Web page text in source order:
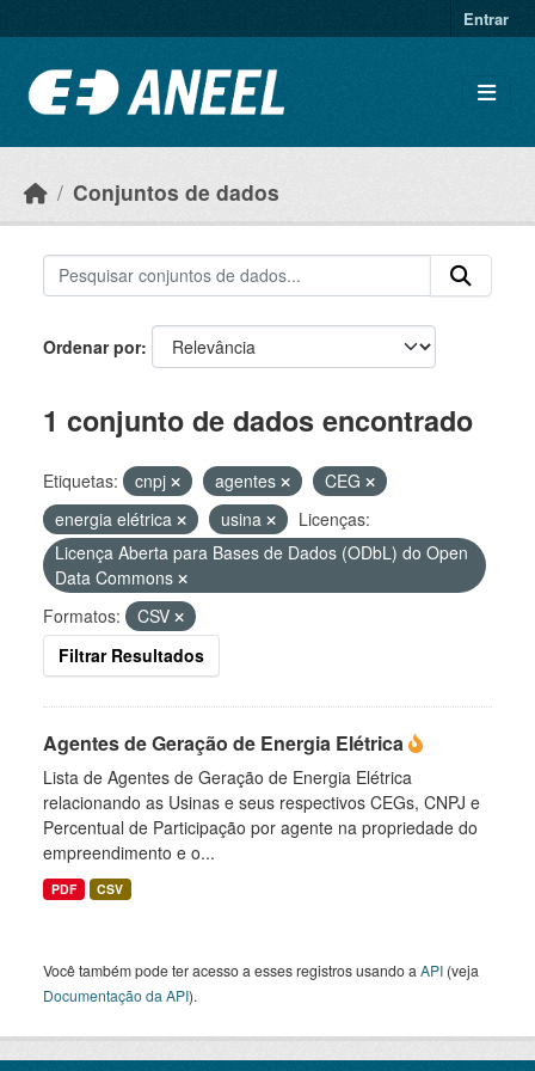
Entrar
Conjuntos de dados
Ordenar por
1 conjunto de dados encontrado
Etiquetas: cnpj agentes
CEG
energia elétrica
usina
Licenças:
Licença Aberta para Bases de Dados (ODbL) do Open
Data Commons
Formatos:
CSV
Filtrar Resultados
Agentes de Geração de Energia Elétrica
Lista de Agentes de Geração de Energia Elétrica
relacionando as Usinas e seus respectivos CEGs, CNPJ e
Percentual de Participação por agente na propriedade do
empreendimento e o...
PDF CSV
Você também pode ter acesso a esses registros usando a API (veja
Documentação da API).